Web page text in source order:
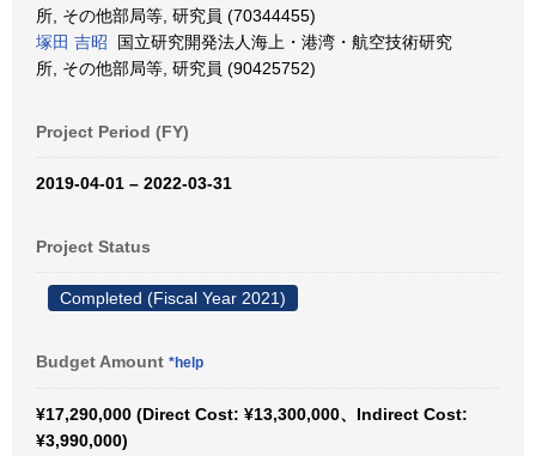
所, その他部局等, 研究員 (70344455)
塚田 吉昭 国立研究開発法人海上・港湾・航空技術研究
所, その他部局等, 研究員 (90425752)
Project Period (FY)
2019-04-01 – 2022-03-31
Project Status
Completed (Fiscal Year 2021)
Budget Amount *help
¥17,290,000 (Direct Cost: ¥13,300,000、Indirect Cost:
¥3,990,000)